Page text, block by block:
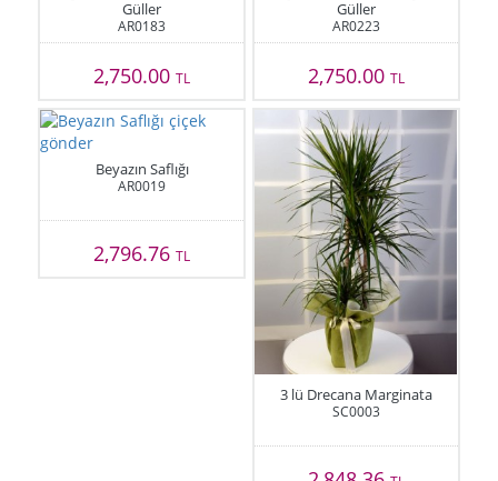
Güller
AR0183
2,750.00TL
Güller
AR0223
2,750.00 TL
Beyazın Saflığı
AR0019
2,796.76TL
3 lü Drecana Marginata
SC0003